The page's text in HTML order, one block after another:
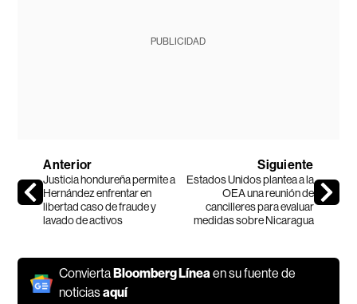
PUBLICIDAD
Anterior
Justicia hondureña permite a
Hernández enfrentar en
libertad caso de fraude y
lavado de activos
Siguiente
Estados Unidos plantea a la
OEA una reunión de
cancilleres para evaluar
medidas sobre Nicaragua
Convierta Bloomberg Líneaen su fuente de
noticiasaquí